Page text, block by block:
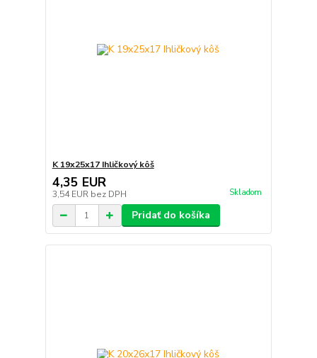
K 19x25x17 Ihličkový kôš
4,35 EUR
3,54 EUR bez DPH Skladom
Pridať do košíka